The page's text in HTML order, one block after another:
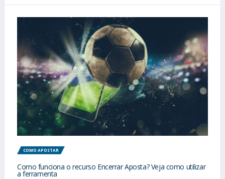
COMO APOSTAR
Como funciona o recurso Encerrar Aposta? Veja como utilizar
a ferramenta